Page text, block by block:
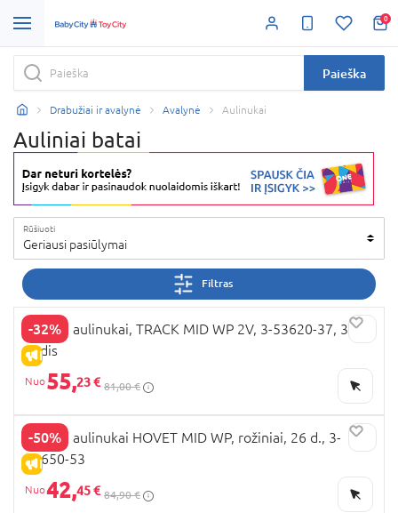
0
Paieška
Drabužiai ir avalynė Avalynė Aulinukai
Auliniai batai
Rūšiuoti
Geriausi pasiūlymai
Filtras
-32%
IŠPARDAVIMAS
VIKING aulinukai, TRACK MID WP 2V, 3-53620-37, 37
dydis
55,23 € 81,00 €
-50%
IŠPARDAVIMAS
VIKING aulinukai HOVET MID WP, rožiniai, 26 d., 3-
51650-53
42,45 € 84,90 €